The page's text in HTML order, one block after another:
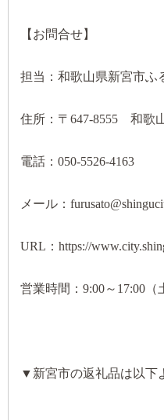
【お問合せ】
担当：和歌山県新宮市ふ
住所：〒647-8555 和歌
電話：050-5526-4163
メール：
URL：https://
営業時間：9:00～17:00（
▼新宮市の返礼品は以下